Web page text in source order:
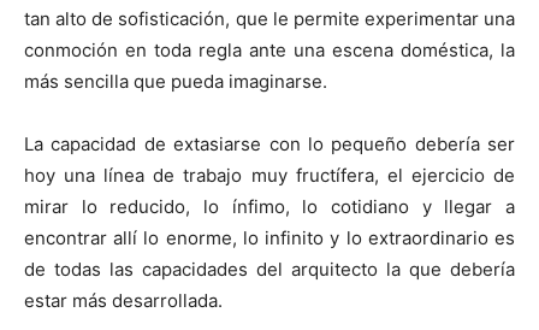
tan alto de sofisticación, que le permite experimentar una
conmoción en toda regla ante una escena doméstica, la
más sencilla que pueda imaginarse.
La capacidad de extasiarse con lo pequeño debería ser
hoy una línea de trabajo muy fructífera, el ejercicio de
mirar lo reducido, lo ínfimo, lo cotidiano y llegar a
encontrar allí lo enorme, lo infinito y lo extraordinario es
de todas las capacidades del arquitecto la que debería
estar más desarrollada.